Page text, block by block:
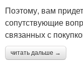
Поэтому, вам
сопутствующие
связанных с
читать дальше →